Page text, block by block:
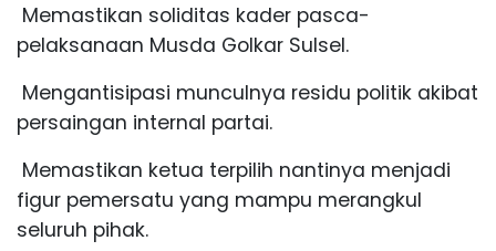
Memastikan soliditas kader pasca-
pelaksanaan Musda Golkar Sulsel.
Mengantisipasi munculnya residu politik akibat
persaingan internal partai.
Memastikan ketua terpilih nantinya menjadi
figur pemersatu yang mampu merangkul
seluruh pihak.